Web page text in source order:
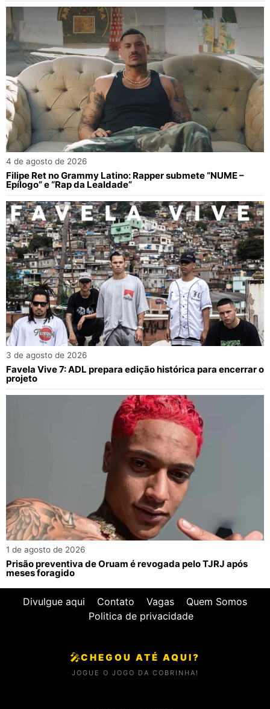
4 de agosto de 2026
Filipe Ret no Grammy Latino: Rapper submete “NUME –
Epílogo” e “Rap da Lealdade”
3 de agosto de 2026
Favela Vive 7: ADL prepara edição histórica para encerrar o
projeto
1 de agosto de 2026
Prisão preventiva de Oruam é revogada pelo TJRJ após
meses foragido
Divulgue aqui Contato Vagas
Quem Somos
Politica de privacidade
🎤CHEGOU ATÉ AQUI?
JOGUE O JOGO DA COBRINHA!